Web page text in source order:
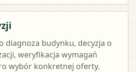
diagnoza budynku, decyzja o
weryfikacja wymagań
wybór konkretnej oferty.